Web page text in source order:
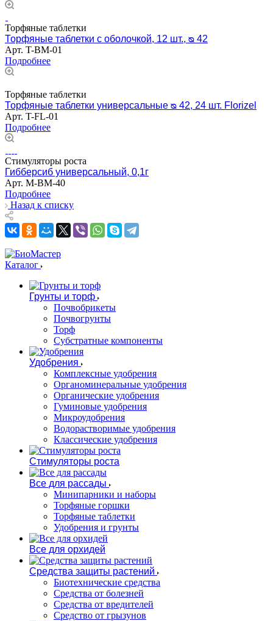
Торфяные таблетки
Торфяные таблетки с оболочкой, 12 шт., ᴓ 42
Арт. T-BM-01
Подробнее
Торфяные таблетки
Торфяные таблетки универсальные ᴓ 42, 24 шт. Florizel
Арт. T-FL-01
Подробнее
Стимуляторы роста
Гибберсиб универсальный, 0,1г
Арт. M-BM-40
Подробнее
Назад к списку
Каталог
Грунты и торф
Почвобрикеты
Почвогрунты
Торф
Субстратные компоненты
Удобрения
Комплексные удобрения
Органоминеральные удобрения
Органические удобрения
Гуминовые удобрения
Микроудобрения
Водорастворимые удобрения
Классические удобрения
Стимуляторы роста
Все для рассады
Минипарники и наборы
Торфяные горшки
Торфяные таблетки
Удобрения и грунты
Все для орхидей
Средства защиты растений
Биотехнические средства
Средства от болезней
Средства от вредителей
Средство от грызунов